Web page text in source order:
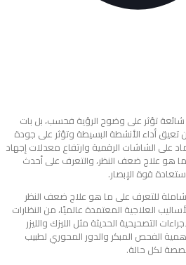
تؤثر على وضوح الرؤية فحسب، بل بات
تعيق أداء الأنشطة البسيطة وتؤثر على جودة
على الشاشات الرقمية وارتفاع معدلات إجهاد
هو علاج ضعف النظر، والتعرف على أحدث
قوة الإبصار.
للتعرف على ما هو علاج ضعف النظر
العلاجية المعتمدة عالميًا، من النظارات
التصحيحية الحديثة مثل الليزك والليزر
الفحص المبكر والدور المحوري لطبيب
لكل حالة.